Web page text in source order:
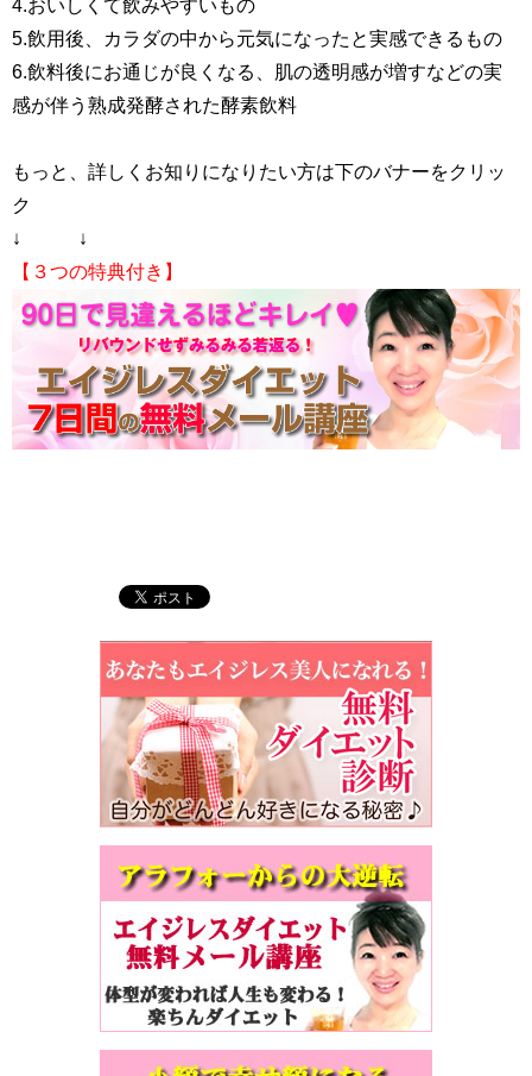
4.おいしくて飲みやすいもの
5.飲用後、カラダの中から元気になったと実感できるもの
6.飲料後にお通じが良くなる、肌の透明感が増すなどの実
感が伴う熟成発酵された酵素飲料
もっと、詳しくお知りになりたい方は下のバナーをクリッ
ク
↓ ↓
【３つの特典付き】